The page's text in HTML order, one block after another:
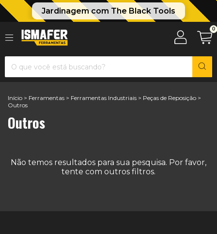
Jardinagem com The Black Tools
0
Início > Ferramentas > Ferramentas Industriais > Peças de Reposição >
Outros
Outros
Não temos resultados para sua pesquisa. Por favor,
tente com outros filtros.